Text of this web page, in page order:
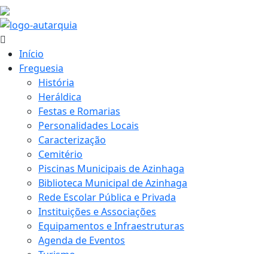
Início
Freguesia
História
Heráldica
Festas e Romarias
Personalidades Locais
Caracterização
Cemitério
Piscinas Municipais de Azinhaga
Biblioteca Municipal de Azinhaga
Rede Escolar Pública e Privada
Instituições e Associações
Equipamentos e Infraestruturas
Agenda de Eventos